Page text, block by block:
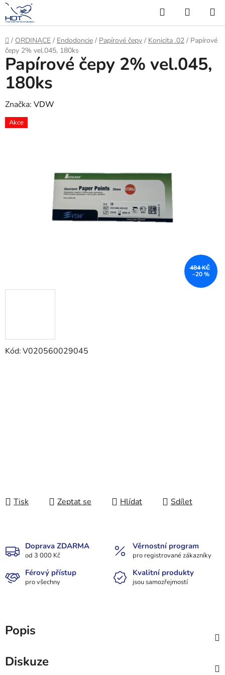
Přejít
na
obsah
Hledat
KOŠÍK
Domů
/ ORDINACE / Endodoncie / Papírové čepy / Konicita .02 / Papírové
čepy 2% vel.045, 180ks
Kód:V020560029045
Tisk Zeptat se Hlídat Sdílet
Papírové čepy 2% vel.045,
180ks
Značka: VDW
Akce
484 KČ
–20 %
Doprava ZDARMA
od 3 000 Kč
Věrnostní program
pro registrované zákazníky
Férový přístup
pro všechny
Kvalitní produkty
jsou samozřejmostí
Popis
Diskuze